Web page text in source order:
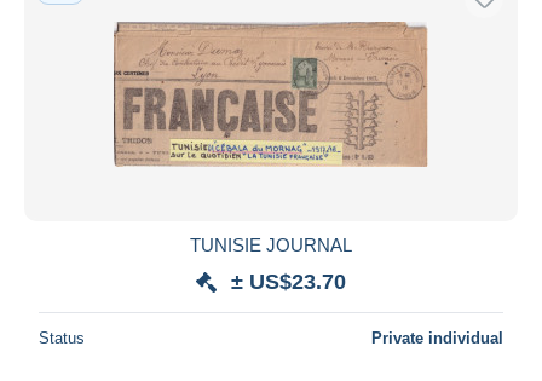
TUNISIE JOURNAL
± US$23.70
Status Private individual